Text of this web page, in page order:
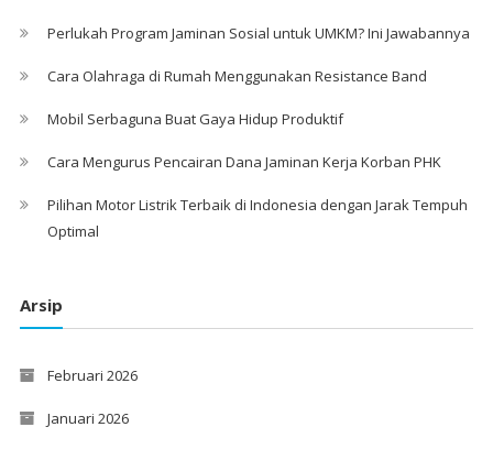
Perlukah Program Jaminan Sosial untuk UMKM? Ini Jawabannya
Cara Olahraga di Rumah Menggunakan Resistance Band
Mobil Serbaguna Buat Gaya Hidup Produktif
Cara Mengurus Pencairan Dana Jaminan Kerja Korban PHK
Pilihan Motor Listrik Terbaik di Indonesia dengan Jarak Tempuh
Optimal
Arsip
Februari 2026
Januari 2026